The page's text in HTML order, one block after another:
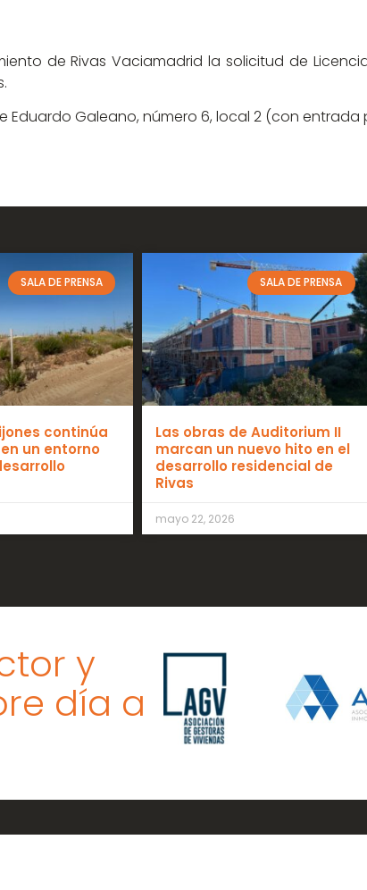
de Rivas Vaciamadrid la solicitud de
Galeano, número 6, local 2 (con entrada
SALA DE PRENSA
continúa
un entorno
SALA DE PRENSA
Las obras de Auditorium II
marcan un nuevo hito en el
desarrollo residencial de
Rivas
mayo 22, 2026
y
día a